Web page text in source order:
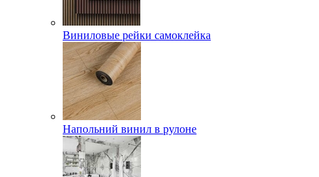
Виниловые рейки самоклейка
Напольний винил в рулоне